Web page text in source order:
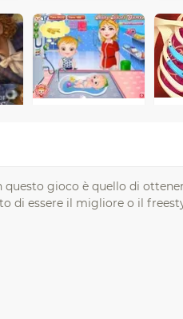
gioco è quello di
di essere il migliore o il